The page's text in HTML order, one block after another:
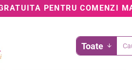
PENTRU COMENZI
Toate
Cauta